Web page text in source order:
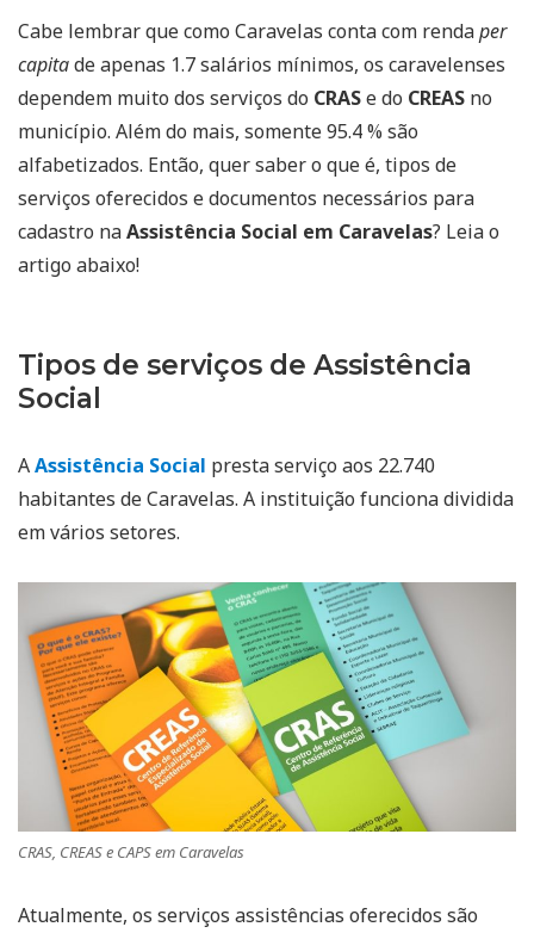
Cabe lembrar que como Caravelas conta com rendaper
capitade apenas 1.7 salários mínimos, os caravelenses
dependem muito dos serviços do CRASe do CREAS no
município. Além do mais, somente 95.4 % são
alfabetizados. Então, quer saber o que é, tipos de
serviços oferecidos e documentos necessários para
cadastro naAssistência Social em Caravelas? Leia o
artigo abaixo!
Tipos de serviços de Assistência
Social
AAssistência Social presta serviço aos 22.740
habitantes de Caravelas. A instituição funciona dividida
em vários setores.
CRAS, CREAS e CAPS em Caravelas
Atualmente, os serviços assistências oferecidos são